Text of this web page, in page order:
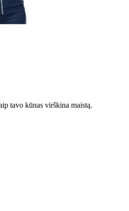
tavo kūnas virškina maistą.